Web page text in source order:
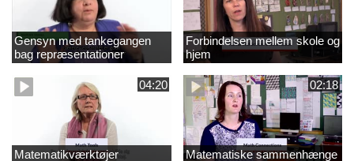
Gensyn med tankegangen
bag repræsentationer
Forbindelsen mellem skole og
hjem
04:20
Matematikværktøjer
02:18
Matematiske sammenhænge